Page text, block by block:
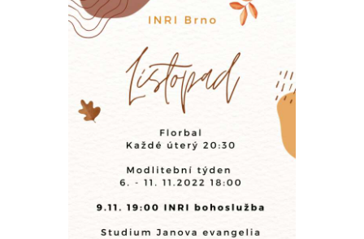
O NÁS
BOHOSLUŽBY
SOBOTNÍ ŠKOLA
KLUB PATHFINDER
AKTUÁLNĚ
FOTOGALERIE
KONTAKTY
EN/UA